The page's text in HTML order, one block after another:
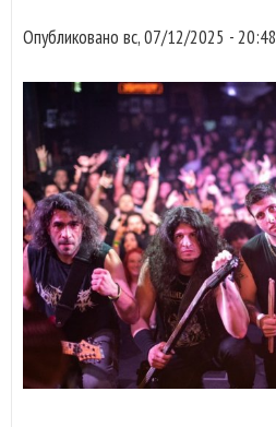
Опубликовано вс, 07/12/2025 - 20:48